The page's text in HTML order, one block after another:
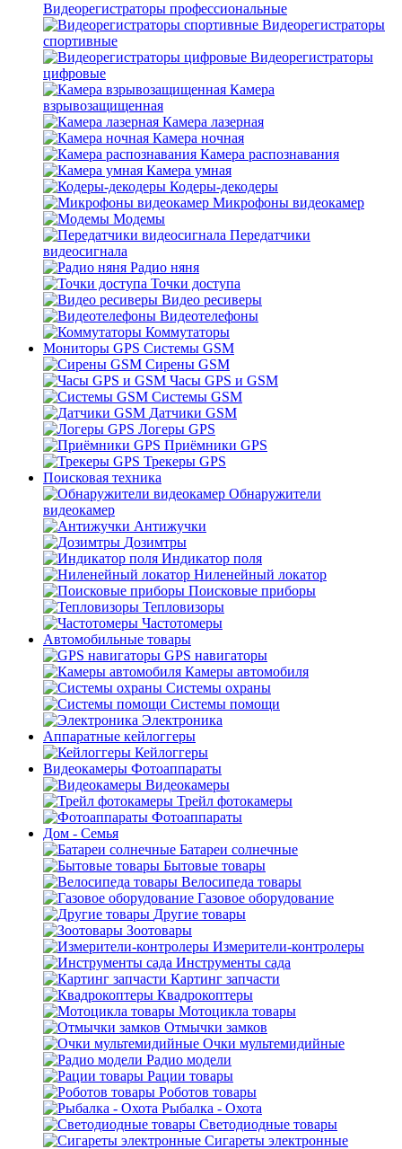
Видеорегистраторы профессиональные
Видеорегистраторы
спортивные
Видеорегистраторы
цифровые
Камера
взрывозащищенная
Камера лазерная
Камера ночная
Камера распознавания
Камера умная
Кодеры-декодеры
Микрофоны видеокамер
Модемы
Передатчики
видеосигнала
Радио няня
Точки доступа
Видео ресиверы
Видеотелефоны
Коммутаторы
Мониторы GPS Системы GSM
Сирены GSM
Часы GPS и GSM
Системы GSM
Датчики GSM
Логеры GPS
Приёмники GPS
Трекеры GPS
Поисковая техника
Обнаружители
видеокамер
Антижучки
Дозимтры
Индикатор поля
Ниленейный локатор
Поисковые приборы
Тепловизоры
Частотомеры
Автомобильные товары
GPS навигаторы
Камеры автомобиля
Системы охраны
Системы помощи
Электроника
Аппаратные кейлоггеры
Кейлоггеры
Видеокамеры Фотоаппараты
Видеокамеры
Трейл фотокамеры
Фотоаппараты
Дом - Семья
Батареи солнечные
Бытовые товары
Велосипеда товары
Газовое оборудование
Другие товары
Зоотовары
Измерители-контролеры
Инструменты сада
Картинг запчасти
Квадрокоптеры
Мотоцикла товары
Отмычки замков
Очки мультемидийные
Радио модели
Рации товары
Роботов товары
Рыбалка - Охота
Светодиодные товары
Сигареты электронные